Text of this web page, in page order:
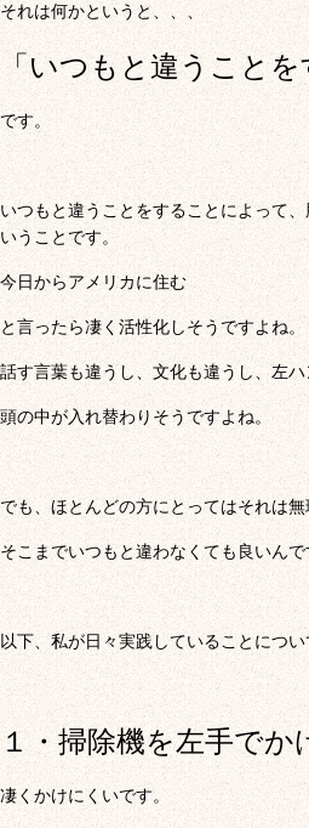
それは何かというと、、、
「いつもと違うことを
です。
いつもと違うことをすることによって
いうことです。
今日からアメリカに住む
と言ったら凄く活性化しそうですよね。
話す言葉も違うし、文化も違うし、左ハ
頭の中が入れ替わりそうですよね。
でも、ほとんどの方にとってはそれは無
そこまでいつもと違わなくても良いんで
以下、私が日々実践していることにつ
１・掃除機を左手でか
凄くかけにくいです。